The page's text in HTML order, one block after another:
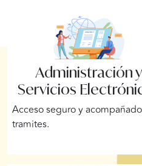
Administración
Servicios
Acceso seguro y
tramites.